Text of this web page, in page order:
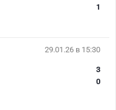
1
29.01.26 в 15:30
3
0